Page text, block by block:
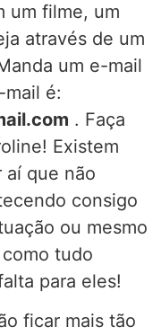
um filme, um
através de um
um e-mail
mail é:
. Faça
Existem
aí que não
consigo
ou mesmo
tudo
para eles!
ficar mais tão